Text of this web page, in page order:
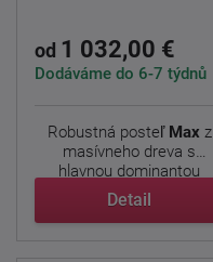
od 1 032,00 €
Dodáváme do 6-7 týdnů
Robustná posteľ Maxz
masívneho dreva s
hlavnou dominantou
trámov v ...
Detail